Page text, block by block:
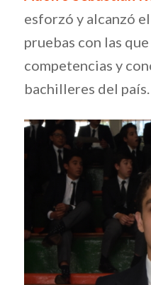
esforzó y alcanzó
pruebas con las
competencias y
bachilleres del país.